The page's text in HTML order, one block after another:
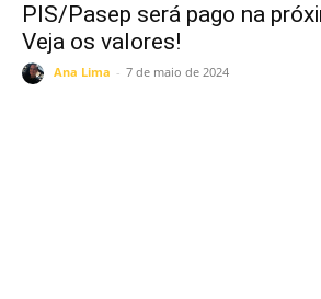
PIS/Pasep será pago na
Veja os valores!
Ana Lima - 7 de maio de 2024